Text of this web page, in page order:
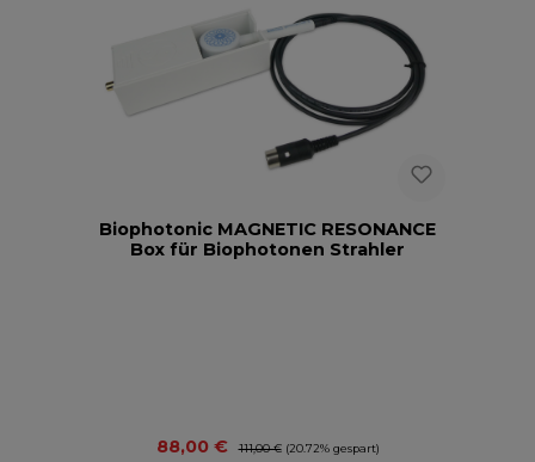
Biophotonic MAGNETIC RESONANCE
Box für Biophotonen Strahler
Verkaufspreis:
88,00 € Regulärer Preis:
111,00 € (20.72% gespart)